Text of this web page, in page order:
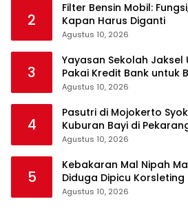
2
Filter Bensin Mobil:
Kapan Harus Diganti
Agustus 10, 2026
3
Yayasan Sekolah Jaksel
Pakai Kredit Bank untuk
Padel
Agustus 10, 2026
4
Pasutri di Mojokerto
Kuburan Bayi di
Agustus 10, 2026
5
Kebakaran Mal Nipah
Diduga Dipicu Korsleting
Agustus 10, 2026